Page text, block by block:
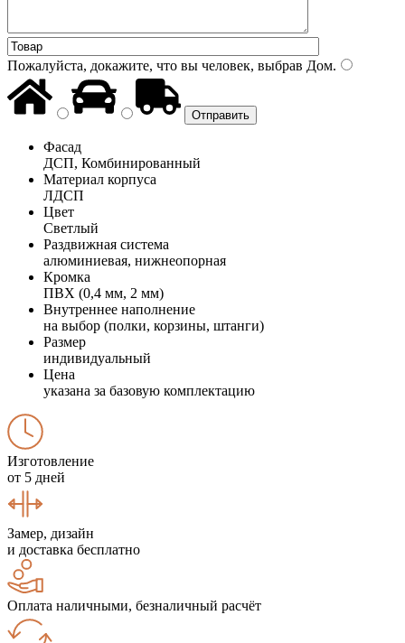
Пожалуйста, докажите, что вы человек, выбрав Дом.
Фасад
ДСП, Комбинированный
Материал корпуса
ЛДСП
Цвет
Светлый
Раздвижная система
алюминиевая, нижнеопорная
Кромка
ПВХ (0,4 мм, 2 мм)
Внутреннее наполнение
на выбор (полки, корзины, штанги)
Размер
индивидуальный
Цена
указана за базовую комплектацию
Изготовление
от 5 дней
Замер, дизайн
и доставка бесплатно
Оплата наличными, безналичный расчёт